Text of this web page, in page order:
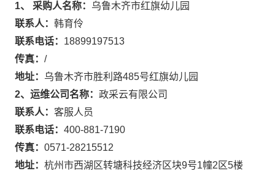
1、 采购人名称： 乌鲁木齐市红旗幼儿园
联系人： 韩育伶
联系电话： 18899197513
传真： /
地址： 乌鲁木齐市胜利路485号红旗幼儿园
2、运维公司名称： 政采云有限公司
联系人： 客服人员
联系电话： 400-881-7190
传真： 0571-28215512
地址： 杭州市西湖区转塘科技经济区块9号1幢2区5楼